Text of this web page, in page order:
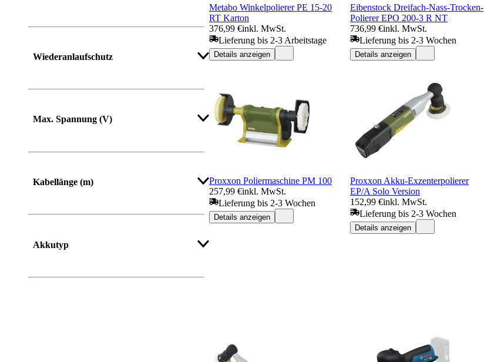
Wiederanlaufschutz
Max. Spannung (V)
Kabellänge (m)
Akkutyp
Metabo Winkelpolierer PE 15-20
RT Karton
376,99 €inkl. MwSt.
Lieferung bis 2-3 Arbeitstage
Details anzeigen
Eibenstock Dreifach-Nass-Trocken-
Polierer EPO 200-3 R NT
736,99 €inkl. MwSt.
Lieferung bis 2-3 Wochen
Details anzeigen
Proxxon Poliermaschine PM 100
257,99 €inkl. MwSt.
Lieferung bis 2-3 Wochen
Details anzeigen
Proxxon Akku-Exzenterpolierer
EP/A Solo Version
152,99 €inkl. MwSt.
Lieferung bis 2-3 Wochen
Details anzeigen